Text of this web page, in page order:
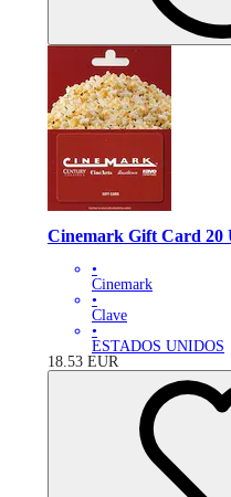
Cinemark Gift Card 20
•
Cinemark
•
Clave
•
ESTADOS UNIDOS
18.53 EUR